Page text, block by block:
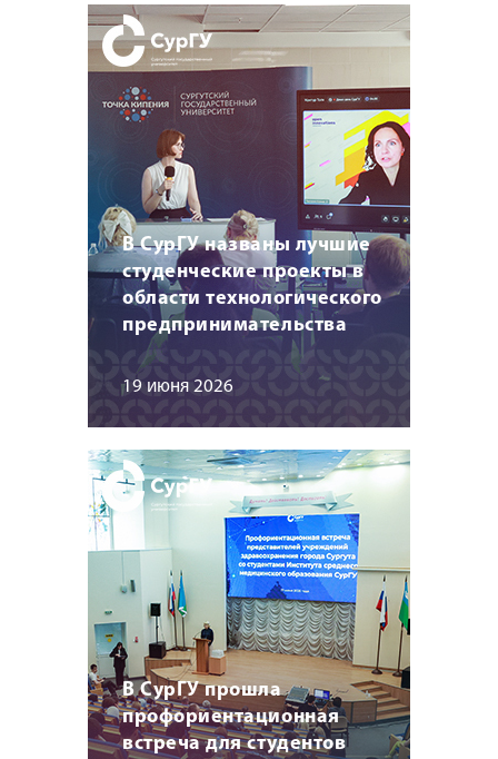
В СурГУ названы лучшие
студенческие проекты в
области технологического
предпринимательства
19 июня 2026
В СурГУ прошла
профориентационная
встреча для студентов